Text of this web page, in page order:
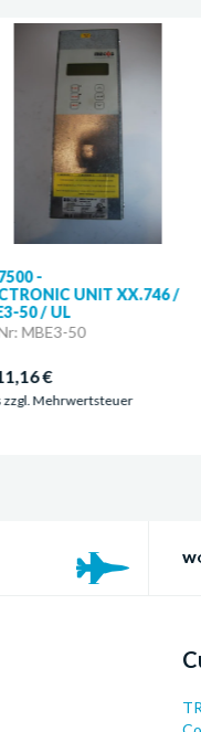
MAGNETIC
Preis zzgl.